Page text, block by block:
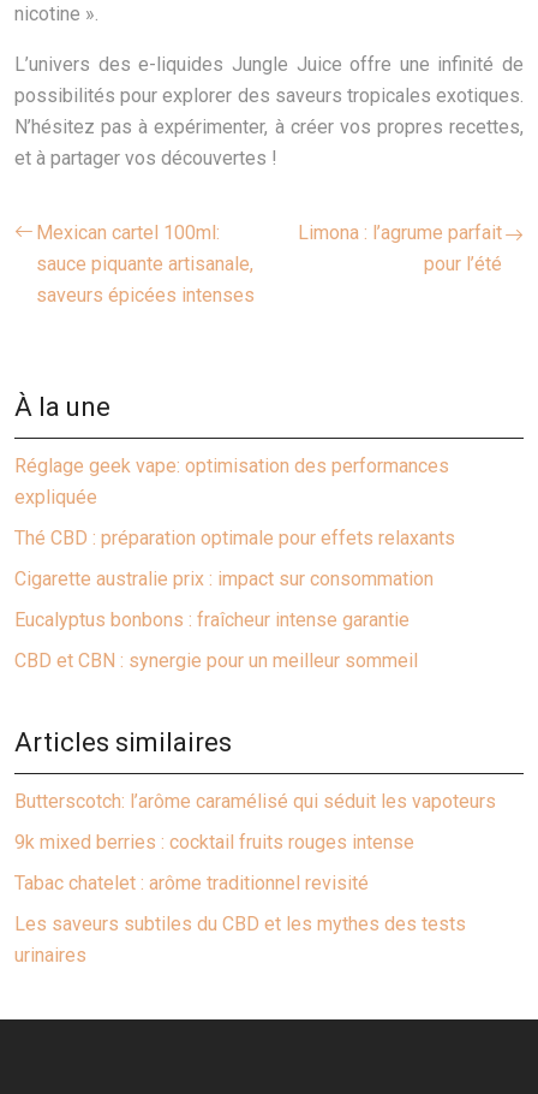
nicotine ».
L’univers des e-liquides Jungle Juice offre une infinité de
possibilités pour explorer des saveurs tropicales exotiques.
N’hésitez pas à expérimenter, à créer vos propres recettes,
et à partager vos découvertes !
Mexican cartel 100ml:
sauce piquante artisanale,
saveurs épicées intenses
Limona : l’agrume parfait
pour l’été
À la une
Réglage geek vape: optimisation des performances
expliquée
Thé CBD : préparation optimale pour effets relaxants
Cigarette australie prix : impact sur consommation
Eucalyptus bonbons : fraîcheur intense garantie
CBD et CBN : synergie pour un meilleur sommeil
Articles similaires
Butterscotch: l’arôme caramélisé qui séduit les vapoteurs
9k mixed berries : cocktail fruits rouges intense
Tabac chatelet : arôme traditionnel revisité
Les saveurs subtiles du CBD et les mythes des tests
urinaires